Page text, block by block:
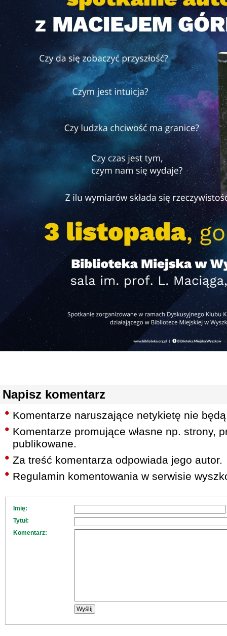
Napisz komentarz
Komentarze naruszające netykietę nie
Komentarze promujące własne np. strony,
publikowane.
Za treść komentarza odpowiada jego autor.
Regulamin komentowania w serwisie
Imię:
Tytuł:
Komentarz: